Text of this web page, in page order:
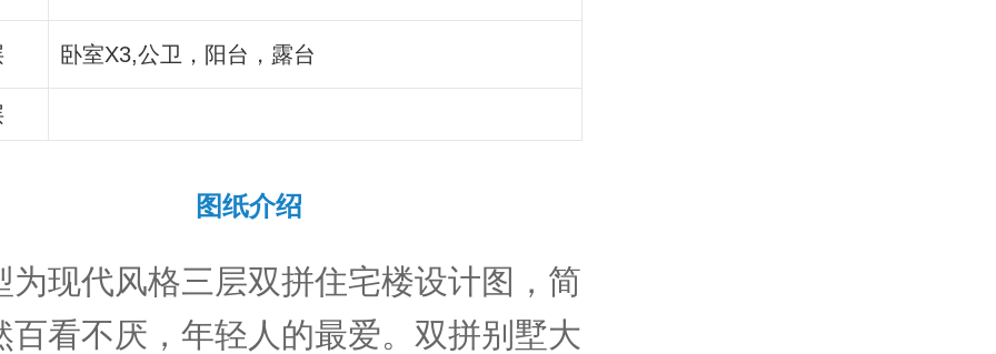
卧室X3,公卫，阳台，露台
图纸介绍
为现代风格三层双拼住宅楼设计图，简
百看不厌，年轻人的最爱。双拼别墅大